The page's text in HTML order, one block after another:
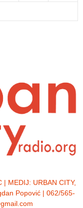
| MEDIJ: URBAN CITY,
Popović | 062/565-